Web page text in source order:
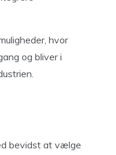
hvor
og bliver i
bevidst at vælge